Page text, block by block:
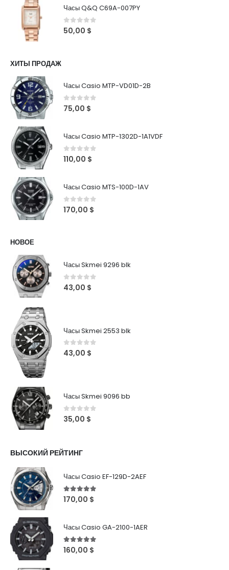
Часы Q&Q C69A-007PY
0out of 5
50,00 $
ХИТЫ ПРОДАЖ
Часы Casio MTP-VD01D-2B
0out of 5
75,00 $
Часы Casio MTP-1302D-1A1VDF
0out of 5
110,00 $
Часы Casio MTS-100D-1AV
0out of 5
170,00 $
НОВОЕ
Часы Skmei 9296 blk
0 out of 5
43,00 $
Часы Skmei 2553 blk
0 out of 5
43,00 $
Часы Skmei 9096 bb
0out of 5
35,00 $
ВЫСОКИЙ РЕЙТИНГ
Часы Casio EF-129D-2AEF
5out of 5
170,00 $
Часы Casio GA-2100-1AER
5out of 5
160,00 $